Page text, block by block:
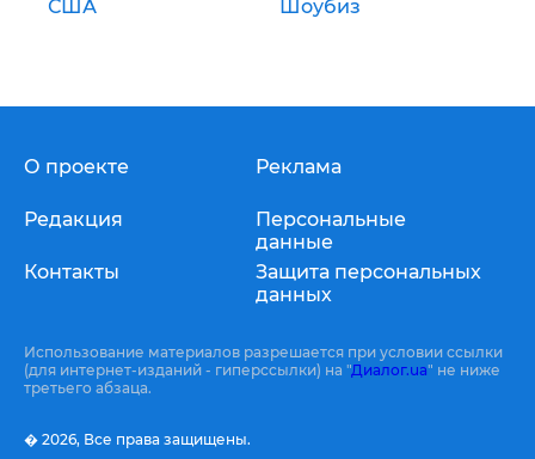
США Шоубиз
О проекте
Редакция
Контакты
Реклама
Персональные
данные
Защита персональных
данных
Использование материалов разрешается при условии ссылки
(для интернет-изданий - гиперссылки) на "Диалог.ua" не ниже
третьего абзаца.
� 2026, Все права защищены.